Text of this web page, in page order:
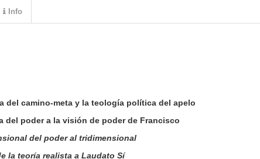
del camino-meta y la teología política del apelo
del poder a la visión de poder de Francisco
del poder al tridimensional
la teoría realista a Laudato Sí
Info